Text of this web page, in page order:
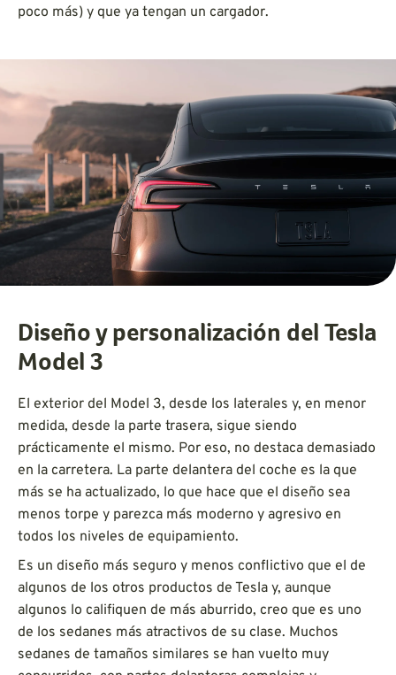
poco más) y que ya tengan un cargador.
Diseño y personalización del Tesla
Model 3
El exterior del Model 3, desde los laterales y, en menor
medida, desde la parte trasera, sigue siendo
prácticamente el mismo. Por eso, no destaca demasiado
en la carretera. La parte delantera del coche es la que
más se ha actualizado, lo que hace que el diseño sea
menos torpe y parezca más moderno y agresivo en
todos los niveles de equipamiento.
Es un diseño más seguro y menos conflictivo que el de
algunos de los otros productos de Tesla y, aunque
algunos lo califiquen de más aburrido, creo que es uno
de los sedanes más atractivos de su clase. Muchos
sedanes de tamaños similares se han vuelto muy